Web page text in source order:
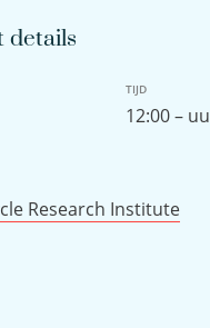
details
TIJD
12:00 –
Research Institute